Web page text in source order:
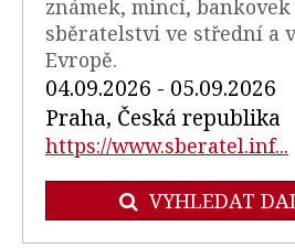
známek, mincí,
sběratelstvi ve střední a
Evropě.
04.09.2026 - 05.09.2026
Praha, Česká republika
https://www.sberatel.inf...
VYHLEDAT